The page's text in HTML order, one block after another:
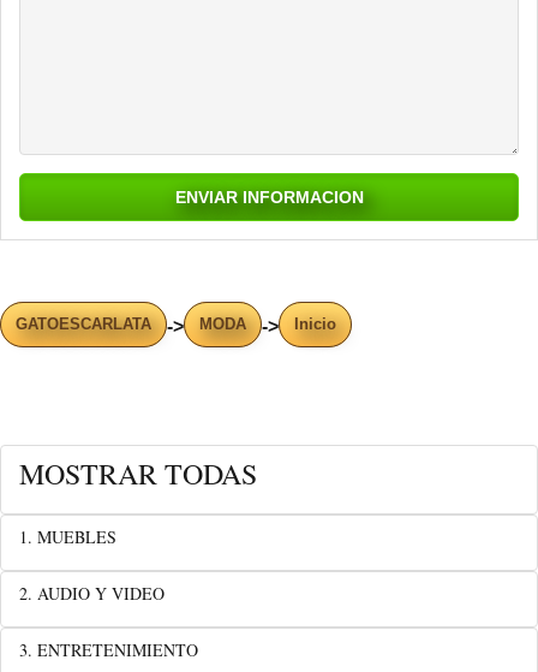
GATOESCARLATA -> MODA -> Inicio
MOSTRAR TODAS
1. MUEBLES
2. AUDIO Y VIDEO
3. ENTRETENIMIENTO